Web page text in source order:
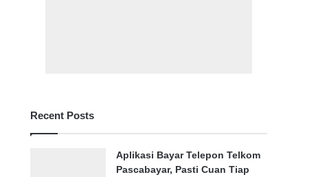
Recent Posts
Aplikasi Bayar Telepon Telkom
Pascabayar, Pasti Cuan Tiap